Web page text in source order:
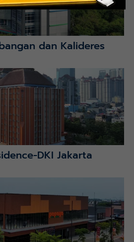
dan Kalideres
DKI Jakarta